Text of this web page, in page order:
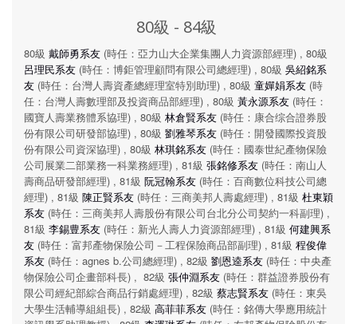
80級 - 84級
80級 戴師勇系友 (時任：亞力山大企業集團人力資源部經理) , 80級
呂理民系友 (時任：博鉅管理顧問有限公司總經理) , 80級 吳紹銘系
友 (時任：台灣人壽資產總經理室特別助理) , 80級 童嬋娟系友 (時
任：台灣人壽數理部及投資商品部經理) , 80級 黃永源系友 (時任：
國寶人壽業務體系協理) , 80級 林倉賢系友 (時任：康合综合證券股
份有限公司研發部協理) , 80級 劉雅琴系友 (時任：開發國際投資股
份有限公司資深協理) , 80級 林琪銘系友 (時任：國泰世紀產物保險
公司展業二部業務一科業務經理) , 81級 張銘修系友 (時任：南山人
壽商品研發部經理) , 81級 阮冠翰系友 (時任：百商數位科技公司總
經理) , 81級 陳正賢系友 (時任：三商美邦人壽處經理) , 81級 杜東穎
系友 (時任：三商美邦人壽股份有限公司台北分公司契約一科副理) ,
81級 李錫豊系友 (時任：新光人壽人力資源部經理) , 81級 何建興系
友 (時任：富邦產物保險公司－工程保險商品部副理) , 81級 程俊偉
系友 (時任：agnes b.公司總經理) , 82級 劉恩逵系友 (時任：中央產
物保險公司企畫部科長) , 82級 張仲淵系友 (時任：群益證券股份有
限公司經紀部綜合商品行銷處經理) , 82級 蔡志賢系友 (時任：東吳
大學生活輔導組組長) , 82級 高菲菲系友 (時任：銘傳大學應用統計